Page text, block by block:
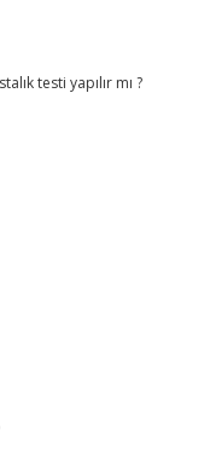
testi yapılır mı ?